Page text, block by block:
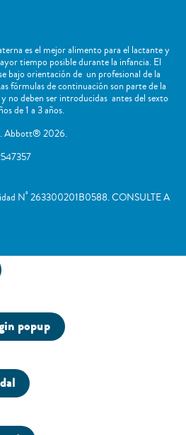
es el mejor alimento para el lactante y
tiempo posible durante la infancia. El
bajo orientación de un profesional de la
fórmulas de continuación son parte de la
no deben ser introducidas antes del sexto
de 1 a 3 años.
Abbott® 2026.
Nº 263300201B0588. CONSULTE A
popup